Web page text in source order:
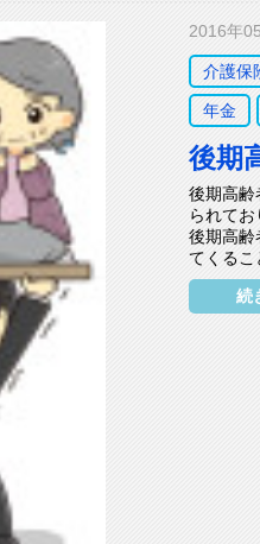
2016年
介護保
年金
後期
後期高齢
られて
後期高齢
てくる
続